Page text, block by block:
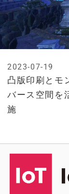
凸版印刷とモ
バース空間を
施
2023-07-19